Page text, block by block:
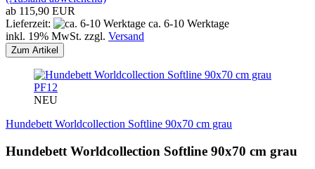
ab 115,90 EUR
Lieferzeit:
ca. 6-10 Werktage
inkl. 19% MwSt. zzgl. Versand
Zum Artikel
PF12
NEU
Hundebett Worldcollection Softline 90x70 cm grau
Hundebett Worldcollection Softline 90x70 cm grau